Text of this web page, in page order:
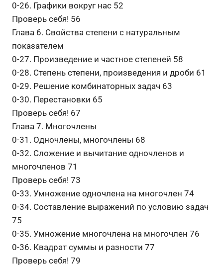
0-26. Графики вокруг нас 52
Проверь себя! 56
Глава 6. Свойства степени с натуральным
показателем
0-27. Произведение и частное степеней 58
0-28. Степень степени, произведения и дроби 61
0-29. Решение комбинаторных задач 63
0-30. Перестановки 65
Проверь себя! 67
Глава 7. Многочлены
0-31. Одночлены, многочлены 68
0-32. Сложение и вычитание одночленов и
многочленов 71
Проверь себя! 73
0-33. Умножение одночлена на многочлен 74
0-34. Составление выражений по условию задач
75
0-35. Умножение многочлена на многочлен 76
0-36. Квадрат суммы и разности 77
Проверь себя! 79